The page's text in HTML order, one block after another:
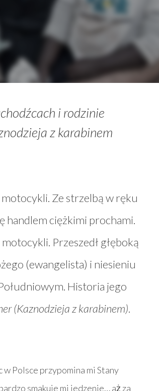
i rodzinie
z karabinem
Ze strzelbą w ręku
handlem ciężkimi prochami.
Przeszedł głęboką
(ewangelista) i niesieniu
Historia jego
(Kaznodzieja z karabinem).
Polsce przypomina mi Stany
smakuje mi jedzenie… aż za